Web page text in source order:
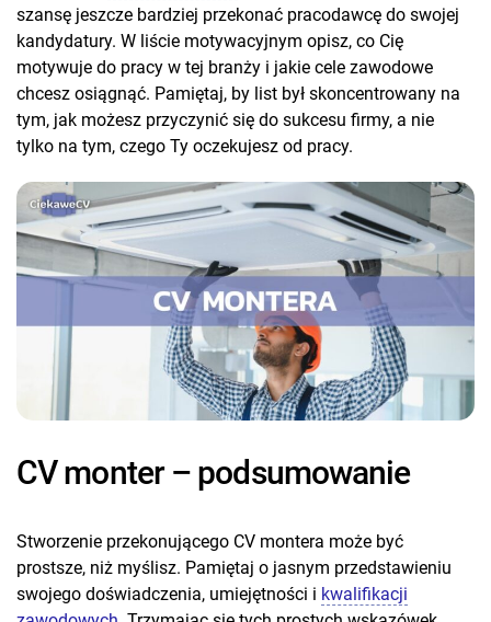
szansę jeszcze bardziej przekonać pracodawcę do swojej
kandydatury. W liście motywacyjnym opisz, co Cię
motywuje do pracy w tej branży i jakie cele zawodowe
chcesz osiągnąć. Pamiętaj, by list był skoncentrowany na
tym, jak możesz przyczynić się do sukcesu firmy, a nie
tylko na tym, czego Ty oczekujesz od pracy.
CV monter – podsumowanie
Stworzenie przekonującego CV montera może być
prostsze, niż myślisz. Pamiętaj o jasnym przedstawieniu
swojego doświadczenia, umiejętności i kwalifikacji